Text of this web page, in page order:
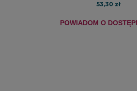
53,30 zł
POWIADOM O